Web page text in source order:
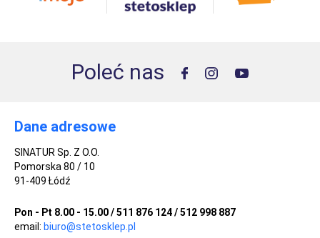
Poleć nas
Dane adresowe
SINATUR Sp. Z O.O.
Pomorska 80 / 10
91-409 Łódź
Pon - Pt 8.00 - 15.00 / 511 876 124 / 512 998 887
email: biuro@stetosklep.pl